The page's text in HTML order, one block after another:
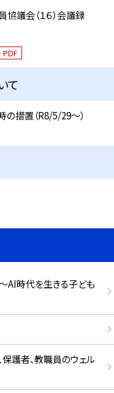
議会（１６）会議録
PDF
て
措置（R8/5/29〜）
AI時代を生きる子ども
保護者、教職員のウェル